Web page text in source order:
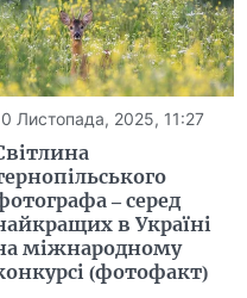
Листопада, 2025, 11:27
– серед
в Україні
міжнародному
(фотофакт)